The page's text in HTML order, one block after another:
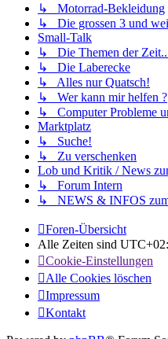
↳ Motorrad-Bekleidung
↳ Die grossen 3 und
Small-Talk
↳ Die Themen der
↳ Die Laberecke
↳ Alles nur Quatsch!
↳ Wer kann mir helfen ?
↳ Computer Probleme
Marktplatz
↳ Suche!
↳ Zu verschenken
Lob und Kritik / News
↳ Forum Intern
↳ NEWS & INFOS
Foren-Übersicht
Alle Zeiten sind
Cookie-Einstellungen
Alle Cookies löschen
Impressum
Kontakt